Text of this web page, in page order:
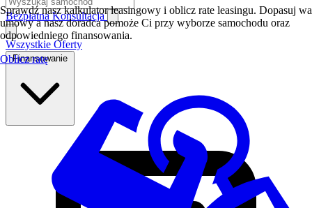
Bezpłatna Konsultacja
Wszystkie Oferty
Finansowanie
Sprawdź nasz kalkulator leasingowy i oblicz rate leasingu. Dopasuj
umowy a nasz doradca pomoże Ci przy wyborze samochodu oraz
odpowiedniego finansowania.
Oblicz ratę